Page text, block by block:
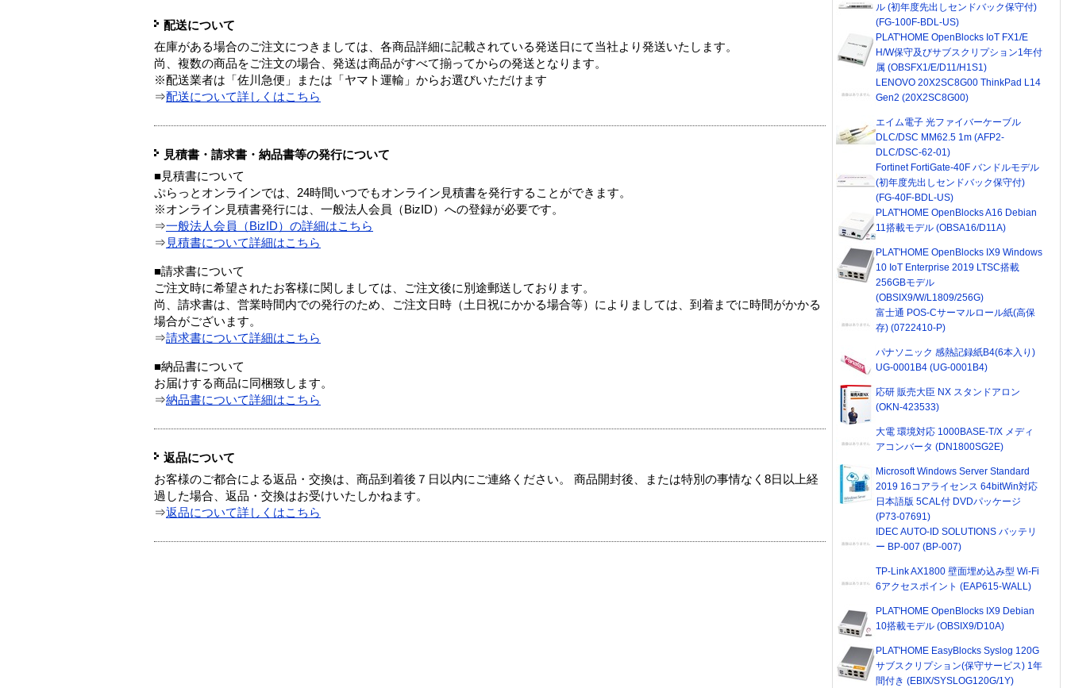
配送について
在庫がある場合のご注文につきましては、各商品詳細に記載されている発送日にて当社より発送いたします。
尚、複数の商品をご注文の場合、発送は商品がすべて揃ってからの発送となります。
※配送業者は「佐川急便」または「ヤマト運輸」からお選びいただけます
⇒配送について詳しくはこちら
見積書・請求書・納品書等の発行について
■見積書について
ぷらっとオンラインでは、24時間いつでもオンライン見積書を発行することができます。
※オンライン見積書発行には、一般法人会員（BizID）への登録が必要です。
⇒一般法人会員（BizID）の詳細はこちら
⇒ 見積書について詳細はこちら
■請求書について
ご注文時に希望されたお客様に関しましては、ご注文後に別途郵送しております。
尚、請求書は、営業時間内での発行のため、ご注文日時（土日祝にかかる場合等）によりましては、到着までに時間がかかる
場合がございます。
⇒請求書について詳細はこちら
■納品書について
お届けする商品に同梱致します。
⇒納品書について詳細はこちら
返品について
お客様のご都合による返品・交換は、商品到着後７日以内にご連絡ください。 商品開封後、または特別の事情なく8日以上経
過した場合、返品・交換はお受けいたしかねます。
⇒返品について詳しくはこちら
ル (初年度先出しセンドバック保守付)
(FG-100F-BDL-US)
PLAT'HOME OpenBlocks IoT FX1/E
H/W保守及びサブスクリプション1年付
属 (OBSFX1/E/D11/H1S1)
LENOVO 20X2SC8G00 ThinkPad L14
Gen2 (20X2SC8G00)
エイム電子 光ファイバーケーブル
DLC/DSC MM62.5 1m (AFP2-
DLC/DSC-62-01)
Fortinet FortiGate-40F バンドルモデル
(初年度先出しセンドバック保守付)
(FG-40F-BDL-US)
PLAT'HOME OpenBlocks A16 Debian
11搭載モデル (OBSA16/D11A)
PLAT'HOME OpenBlocks IX9 Windows
10 IoT Enterprise 2019 LTSC搭載
256GBモデル
(OBSIX9/W/L1809/256G)
富士通 POS-Cサーマルロール紙(高保
存) (0722410-P)
パナソニック 感熱記録紙B4(6本入り)
UG-0001B4 (UG-0001B4)
応研 販売大臣 NX スタンドアロン
(OKN-423533)
大電 環境対応 1000BASE-T/X メディ
アコンバータ (DN1800SG2E)
Microsoft Windows Server Standard
2019 16コアライセンス 64bitWin対応
日本語版 5CAL付 DVDパッケージ
(P73-07691)
IDEC AUTO-ID SOLUTIONS バッテリ
ー BP-007 (BP-007)
TP-Link AX1800 壁面埋め込み型 Wi-Fi
6アクセスポイント (EAP615-WALL)
PLAT'HOME OpenBlocks IX9 Debian
10搭載モデル (OBSIX9/D10A)
PLAT'HOME EasyBlocks Syslog 120G
サブスクリプション(保守サービス) 1年
間付き (EBIX/SYSLOG120G/1Y)